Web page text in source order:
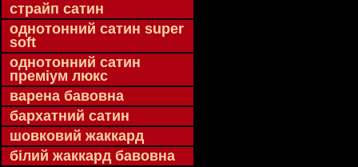
страйп сатин
однотонний сатин super
soft
однотонний сатин
преміум люкс
варена бавовна
бархатний сатин
шовковий жаккард
білий жаккард бавовна